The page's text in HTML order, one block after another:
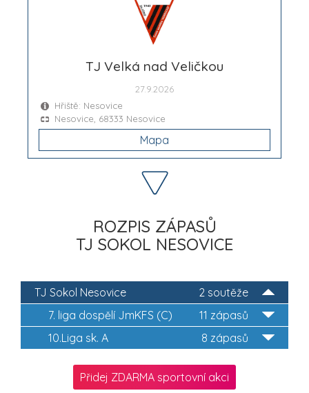
TJ Velká nad Veličkou
27.9.2026
Hřiště: Nesovice
Nesovice, 68333 Nesovice
Mapa
ROZPIS ZÁPASŮ
TJ SOKOL NESOVICE
2 soutěže
TJ Sokol Nesovice
11 zápasů
7. liga dospělí JmKFS (C)
8 zápasů
10.Liga sk. A
Přidej ZDARMA sportovní akci